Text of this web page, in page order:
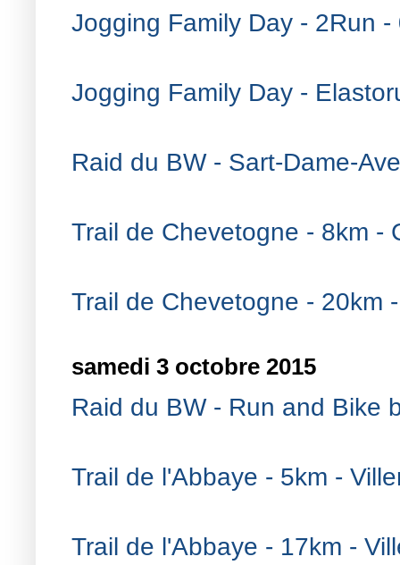
Jogging Family Day - 2Run
Jogging Family Day -
Raid du BW - Sart-Dame-
Trail de Chevetogne - 8km -
Trail de Chevetogne - 20km
samedi 3 octobre 2015
Raid du BW - Run and Bike
Trail de l'Abbaye - 5km -
Trail de l'Abbaye - 17km -